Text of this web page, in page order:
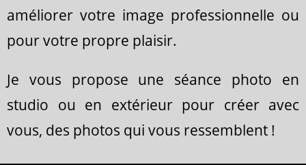
améliorer votre image professionnelle ou
pour votre propre plaisir.
Je vous propose une séance photo en
studio ou en extérieur pour créer avec
vous, des photos qui vous ressemblent !